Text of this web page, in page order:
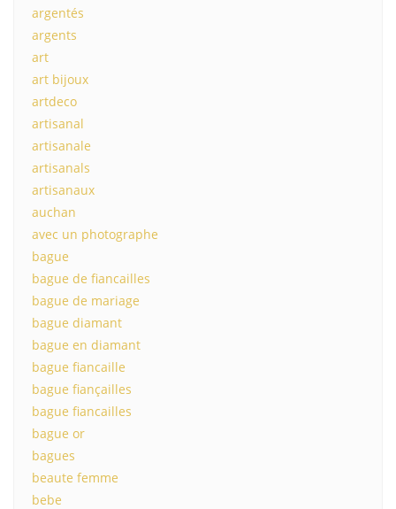
argentés
argents
art
art bijoux
artdeco
artisanal
artisanale
artisanals
artisanaux
auchan
avec un photographe
bague
bague de fiancailles
bague de mariage
bague diamant
bague en diamant
bague fiancaille
bague fiançailles
bague fiancailles
bague or
bagues
beaute femme
bebe